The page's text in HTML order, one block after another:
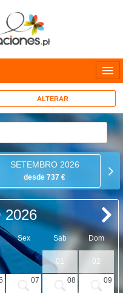
ALTERAR
SETEMBRO 2026
desde 737 €
2026
Sex Sab Dom
01 02
07 08 09